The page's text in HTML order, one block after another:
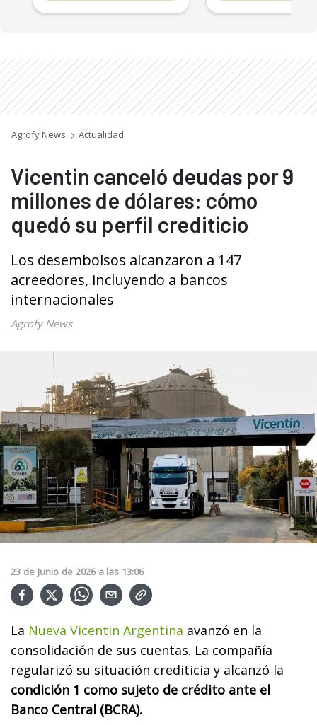
Agrofy News Actualidad
Vicentin canceló deudas por 9
millones de dólares: cómo
quedó su perfil crediticio
Los desembolsos alcanzaron a 147
acreedores, incluyendo a bancos
internacionales
Agrofy News
23 de Junio de 2026 a las 13:06
La Nueva Vicentin Argentina avanzó en la
consolidación de sus cuentas. La compañía
regularizó su situación crediticia y alcanzó la
condición 1 como sujeto de crédito ante el
Banco Central (BCRA).